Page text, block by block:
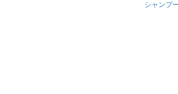
シャンプ